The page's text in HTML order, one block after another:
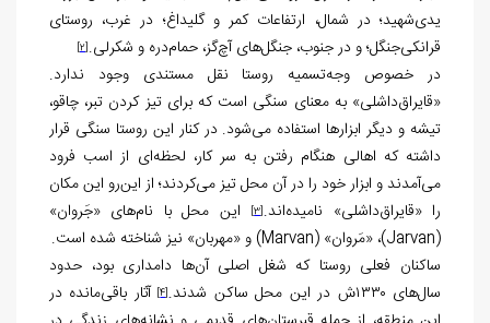
یدی‌شهید؛ در شمال، ارتفاعات کمر و گلیداغ؛ در غرب، روستای
قرانکی‌جنگل؛ و در جنوب، جنگل‌های آچ‌گز، حمام‌دره و شکرلی.[2]
در خصوص وجه‌تسمیه روستا نقل مستندی وجود ندارد.
«قایراق‌داشلی» به معنای سنگی است که برای تیز کردن تبر، چاقو،
تیشه و دیگر ابزارها استفاده می‌شود. در کنار این روستا سنگی قرار
داشته که اهالی هنگام رفتن به سر کار، لحظه‌ای از اسب فرود
می‌آمدند و ابزار خود را در آن محل تیز می‌کردند؛ از این‌رو این مکان
را «قایراق‌داشلی» نامیده‌اند.[3]
این محل با نام‌های «جَروان»
(Jarvan)، «مَروان» (Marvan) و «مهربان» نیز شناخته شده است
.
ساکنان فعلی روستا که شغل اصلی آن‌ها دامداری بود، حدود
سال‌های ۱۳۳۰ش در این محل ساکن شدند.
[4]
آثار باقی‌مانده در